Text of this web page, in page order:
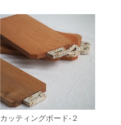
カッティングボード-２